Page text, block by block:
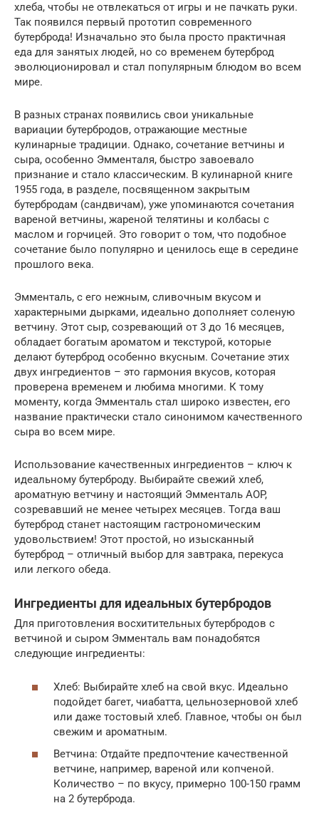
хлеба, чтобы не отвлекаться от игры и не пачкать руки.
Так появился первый прототип современного
бутерброда! Изначально это была просто практичная
еда для занятых людей, но со временем бутерброд
эволюционировал и стал популярным блюдом во всем
мире.
В разных странах появились свои уникальные
вариации бутербродов, отражающие местные
кулинарные традиции. Однако, сочетание ветчины и
сыра, особенно Эмменталя, быстро завоевало
признание и стало классическим. В кулинарной книге
1955 года, в разделе, посвященном закрытым
бутербродам (сандвичам), уже упоминаются сочетания
вареной ветчины, жареной телятины и колбасы с
маслом и горчицей. Это говорит о том, что подобное
сочетание было популярно и ценилось еще в середине
прошлого века.
Эмменталь, с его нежным, сливочным вкусом и
характерными дырками, идеально дополняет соленую
ветчину. Этот сыр, созревающий от 3 до 16 месяцев,
обладает богатым ароматом и текстурой, которые
делают бутерброд особенно вкусным. Сочетание этих
двух ингредиентов – это гармония вкусов, которая
проверена временем и любима многими. К тому
моменту, когда Эмменталь стал широко известен, его
название практически стало синонимом качественного
сыра во всем мире.
Использование качественных ингредиентов – ключ к
идеальному бутерброду. Выбирайте свежий хлеб,
ароматную ветчину и настоящий Эмменталь AOP,
созревавший не менее четырех месяцев. Тогда ваш
бутерброд станет настоящим гастрономическим
удовольствием! Этот простой, но изысканный
бутерброд – отличный выбор для завтрака, перекуса
или легкого обеда.
Ингредиенты для идеальных бутербродов
Для приготовления восхитительных бутербродов с
ветчиной и сыром Эмменталь вам понадобятся
следующие ингредиенты:
Хлеб: Выбирайте хлеб на свой вкус. Идеально
подойдет багет, чиабатта, цельнозерновой хлеб
или даже тостовый хлеб. Главное, чтобы он был
свежим и ароматным.
Ветчина: Отдайте предпочтение качественной
ветчине, например, вареной или копченой.
Количество – по вкусу, примерно 100-150 грамм
на 2 бутерброда.